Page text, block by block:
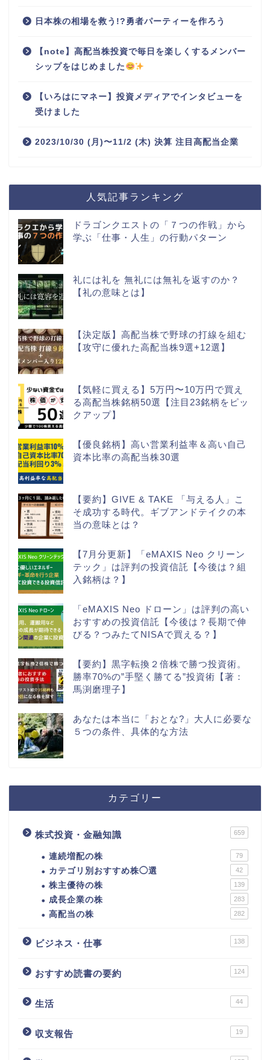
日本株の相場を救う!?勇者パーティーを作ろう
【note】高配当株投資で毎日を楽しくするメンバー
シップをはじめました
【いろはにマネー】投資メディアでインタビューを
受けました
2023/10/30 (月)〜11/2 (木) 決算 注目高配当企業
人気記事ランキング
ドラゴンクエストの「７つの作戦」から
学ぶ「仕事・人生」の行動パターン
礼には礼を 無礼には無礼を返すのか？
【礼の意味とは】
【決定版】高配当株で野球の打線を組む
【攻守に優れた高配当株9選+12選】
【気軽に買える】5万円〜10万円で買え
る高配当株銘柄50選【注目23銘柄をピッ
クアップ】
【優良銘柄】高い営業利益率＆高い自己
資本比率の高配当株30選
【要約】GIVE & TAKE 「与える人」こ
そ成功する時代。ギブアンドテイクの本
当の意味とは？
【7月分更新】「eMAXIS Neo クリーン
テック」は評判の投資信託【今後は？組
入銘柄は？】
「eMAXIS Neo ドローン」は評判の高い
おすすめの投資信託【今後は？長期で伸
びる？つみたてNISAで買える？】
【要約】黒字転換２倍株で勝つ投資術。
勝率70%の”手堅く勝てる”投資術【著：
馬渕磨理子】
あなたは本当に「おとな?」大人に必要な
５つの条件、具体的な方法
カテゴリー
株式投資・金融知識 659
連続増配の株 79
カテゴリ別おすすめ株◯選 42
株主優待の株 139
成長企業の株 283
高配当の株 282
ビジネス・仕事 138
おすすめ読書の要約 124
生活 44
収支報告 19